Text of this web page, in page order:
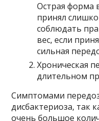
Острая форма
принял
соблюдать
вес, если
сильная
Хроническая
длительном
Симптомами
дисбактериоза, так
очень большое